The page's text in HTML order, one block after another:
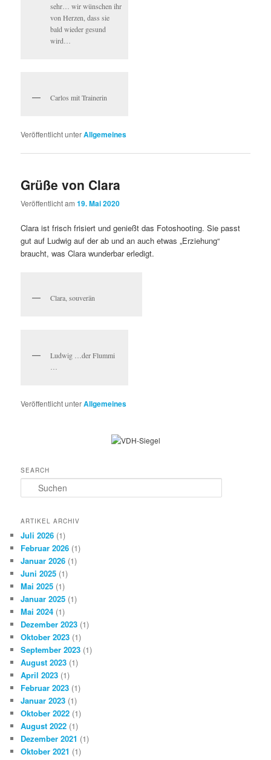
sehr… wir wünschen ihr
von Herzen, dass sie
bald wieder gesund
wird…
Carlos mit Trainerin
Veröffentlicht unterAllgemeines
Grüße von Clara
Veröffentlicht am19. Mai 2020
Clara ist frisch frisiert und genießt das Fotoshooting. Sie passt
gut auf Ludwig auf der ab und an auch etwas „Erziehung“
braucht, was Clara wunderbar erledigt.
Clara, souverän
Ludwig …der Flummi
Veröffentlicht unterAllgemeines
SEARCH
u
h
n
ARTIKEL ARCHIV
Juli 2026 (1)
Februar 2026 (1)
Januar 2026 (1)
Juni 2025 (1)
Mai 2025 (1)
Januar 2025 (1)
Mai 2024 (1)
Dezember 2023 (1)
Oktober 2023 (1)
September 2023 (1)
August 2023 (1)
April 2023 (1)
Februar 2023 (1)
Januar 2023 (1)
Oktober 2022 (1)
August 2022 (1)
Dezember 2021 (1)
Oktober 2021 (1)